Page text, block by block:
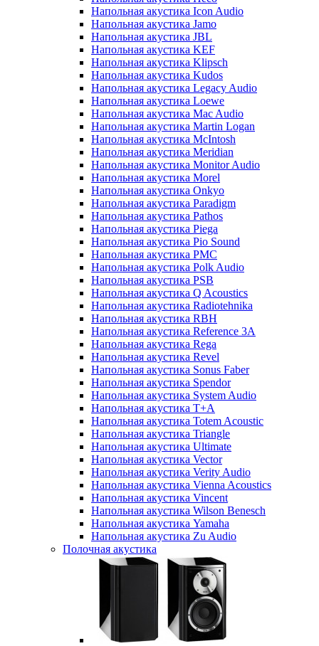
Напольная акустика Icon Audio
Напольная акустика Jamo
Напольная акустика JBL
Напольная акустика KEF
Напольная акустика Klipsch
Напольная акустика Kudos
Напольная акустика Legacy Audio
Напольная акустика Loewe
Напольная акустика Mac Audio
Напольная акустика Martin Logan
Напольная акустика McIntosh
Напольная акустика Meridian
Напольная акустика Monitor Audio
Напольная акустика Morel
Напольная акустика Onkyo
Напольная акустика Paradigm
Напольная акустика Pathos
Напольная акустика Piega
Напольная акустика Pio Sound
Напольная акустика PMC
Напольная акустика Polk Audio
Напольная акустика PSB
Напольная акустика Q Acoustics
Напольная акустика Radiotehnika
Напольная акустика RBH
Напольная акустика Reference 3A
Напольная акустика Rega
Напольная акустика Revel
Напольная акустика Sonus Faber
Напольная акустика Spendor
Напольная акустика System Audio
Напольная акустика T+A
Напольная акустика Totem Acoustic
Напольная акустика Triangle
Напольная акустика Ultimate
Напольная акустика Vector
Напольная акустика Verity Audio
Напольная акустика Vienna Acoustics
Напольная акустика Vincent
Напольная акустика Wilson Benesch
Напольная акустика Yamaha
Напольная акустика Zu Audio
Полочная акустика